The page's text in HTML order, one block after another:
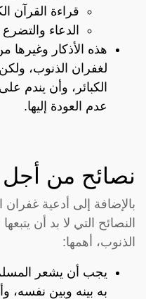
قراءة القرآن
الدعاء
هذه الأذكار وغيرها
لغفران الذنوب،
الكبائر، وأن يندم
عدم العودة إليها.
نصائح من
بالإضافة إلى أدعية
النصائح التي لا بد أن
الذنوب، أهمها:
يجب أن يشعر
به بينه وبين